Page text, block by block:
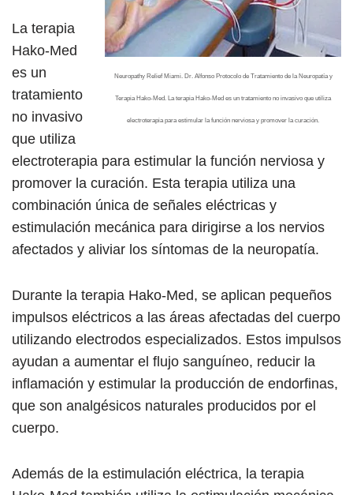
Neuropathy Relief Miami. Dr. Alfonso Protocolo de Tratamiento de la Neuropatía y
Terapia Hako-Med. La terapia Hako-Med es un tratamiento no invasivo que utiliza
electroterapia para estimular la función nerviosa y promover la curación.
La terapia
Hako-Med
es un
tratamiento
no invasivo
que utiliza
electroterapia para estimular la función nerviosa y
promover la curación. Esta terapia utiliza una
combinación única de señales eléctricas y
estimulación mecánica para dirigirse a los nervios
afectados y aliviar los síntomas de la neuropatía.
Durante la terapia Hako-Med, se aplican pequeños
impulsos eléctricos a las áreas afectadas del cuerpo
utilizando electrodos especializados. Estos impulsos
ayudan a aumentar el flujo sanguíneo, reducir la
inflamación y estimular la producción de endorfinas,
que son analgésicos naturales producidos por el
cuerpo.
Además de la estimulación eléctrica, la terapia